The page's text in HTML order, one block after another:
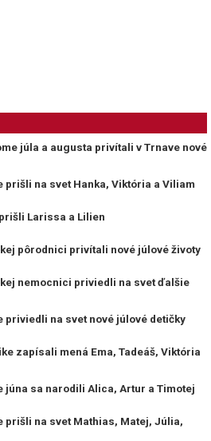
júla a augusta privítali v Trnave nové
prišli na svet Hanka, Viktória a Viliam
Larissa a Lilien
pôrodnici privítali nové júlové životy
nemocnici priviedli na svet ďalšie
priviedli na svet nové júlové detičky
zapísali mená Ema, Tadeáš, Viktória
júna sa narodili Alica, Artur a Timotej
prišli na svet Mathias, Matej, Júlia,